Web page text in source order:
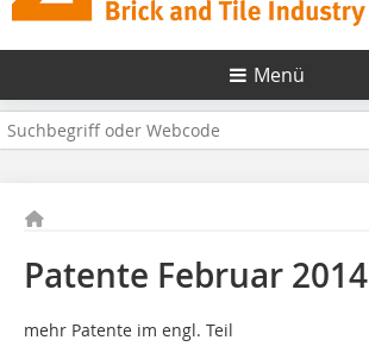
Menü
Patente Februar 2014
mehr Patente im engl. Teil